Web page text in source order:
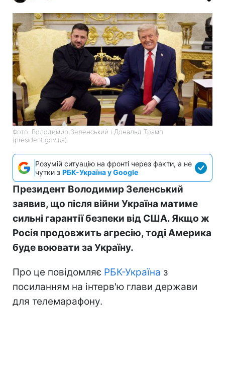
Фото: Володимир Зеленський і Дональд Трамп
(president.gov.ua)
Розумій ситуацію на фронті через факти, а не
чутки з РБК-Україна у Google
Президент Володимир Зеленський
заявив, що після війни Україна матиме
сильні гарантії безпеки від США. Якщо ж
Росія продовжить агресію, тоді Америка
буде воювати за Україну.
Про це повідомляє РБК-Україна з
посиланням на інтерв'ю глави держави
для телемарафону.